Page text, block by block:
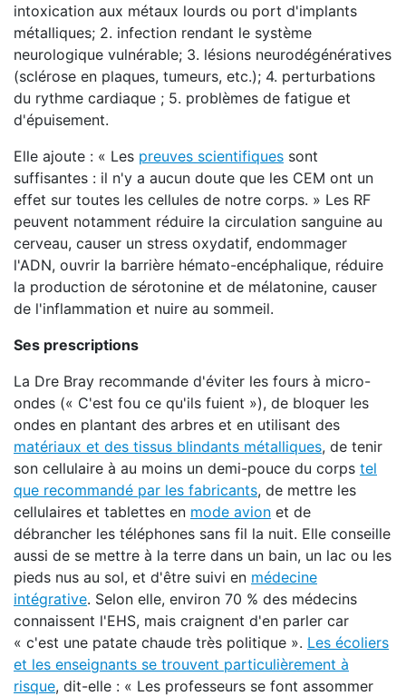
intoxication aux métaux lourds ou port d'implants
métalliques; 2. infection rendant le système
neurologique vulnérable; 3. lésions neurodégénératives
(sclérose en plaques, tumeurs, etc.); 4. perturbations
du rythme cardiaque ; 5. problèmes de fatigue et
d'épuisement.
Elle ajoute : « Les preuves scientifiques sont
suffisantes : il n'y a aucun doute que les CEM ont un
effet sur toutes les cellules de notre corps. » Les RF
peuvent notamment réduire la circulation sanguine au
cerveau, causer un stress oxydatif, endommager
l'ADN, ouvrir la barrière hémato-encéphalique, réduire
la production de sérotonine et de mélatonine, causer
de l'inflammation et nuire au sommeil.
Ses prescriptions
La Dre Bray recommande d'éviter les fours à micro-
ondes (« C'est fou ce qu'ils fuient »), de bloquer les
ondes en plantant des arbres et en utilisant des
matériaux et des tissus blindants métalliques, de tenir
son cellulaire à au moins un demi-pouce du corps tel
que recommandé par les fabricants, de mettre les
cellulaires et tablettes en mode avion et de
débrancher les téléphones sans fil la nuit. Elle conseille
aussi de se mettre à la terre dans un bain, un lac ou les
pieds nus au sol, et d'être suivi en médecine
intégrative. Selon elle, environ 70 % des médecins
connaissent l'EHS, mais craignent d'en parler car
« c'est une patate chaude très politique ». Les écoliers
et les enseignants se trouvent particulièrement à
risque, dit-elle : « Les professeurs se font assommer